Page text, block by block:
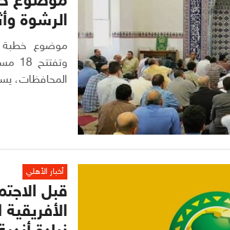
الرشوة
موضوع خطبة
المحافظات، يستمع
أخبار الأهلي
قبل